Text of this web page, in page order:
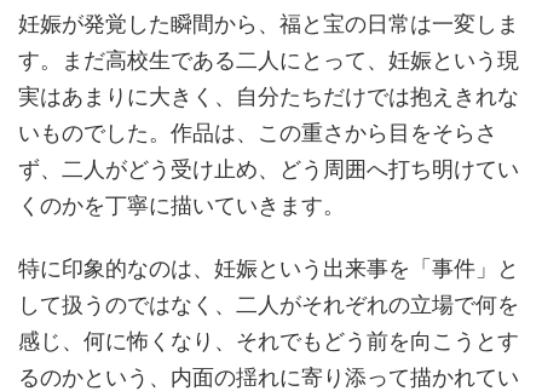
妊娠が発覚した瞬間から、福と宝の日常は一変しま
す。まだ高校生である二人にとって、妊娠という現
実はあまりに大きく、自分たちだけでは抱えきれな
いものでした。作品は、この重さから目をそらさ
ず、二人がどう受け止め、どう周囲へ打ち明けてい
くのかを丁寧に描いていきます。
特に印象的なのは、妊娠という出来事を「事件」と
して扱うのではなく、二人がそれぞれの立場で何を
感じ、何に怖くなり、それでもどう前を向こうとす
るのかという、内面の揺れに寄り添って描かれてい